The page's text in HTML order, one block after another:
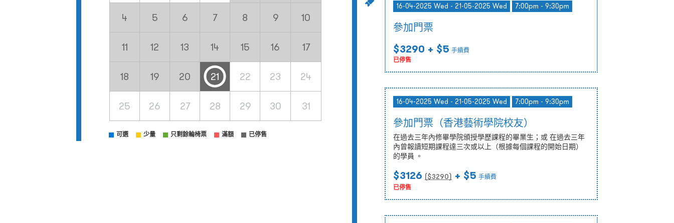
4 5 6 7 8 9 10
11 12 13 14 15 16 17
18 19 20 21 22 23 24
25 26 27 28 29 30 31
可選 少量 只剩餘輪椅票 滿額 已停售
16-04-2025 Wed - 21-05-2025 Wed 7:00pm - 9:30pm
參加門票
$3290 + $5 手續費
已停售
16-04-2025 Wed - 21-05-2025 Wed 7:00pm - 9:30pm
參加門票（香港藝術學院校友）
在過去三年內修畢學院頒授學歷課程的畢業生；或 在過去三年
內曾報讀短期課程達三次或以上（根據每個課程的開始日期）
的學員 。
$3126 ($3290) + $5 手續費
已停售